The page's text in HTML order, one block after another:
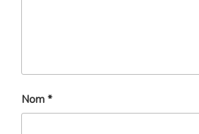
Nom *